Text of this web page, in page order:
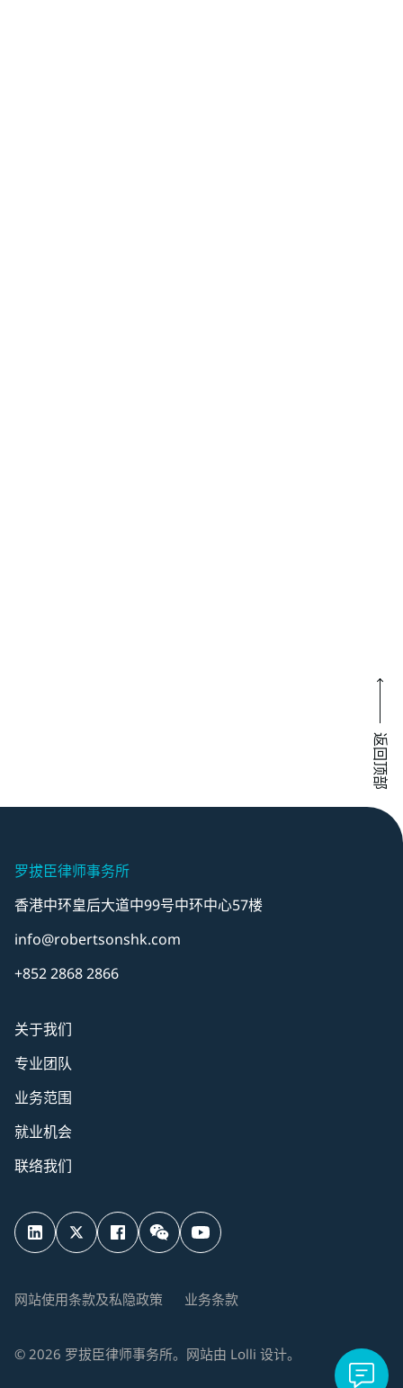
返回顶部
关于我们
专业团队
业务范围
就业机会
联络我们
罗拔臣律师事务所
香港中环皇后大道中99号中环中心57楼
info@robertsonshk.com
+852 2868 2866
网站使用条款及私隐政策 业务条款
© 2026 罗拔臣律师事务所。网站由 Lolli 设计。